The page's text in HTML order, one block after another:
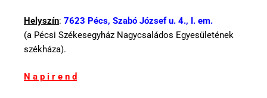
Helyszín: 7623 Pécs, Szabó József u. 4., I. em.
(a Pécsi Székesegyház Nagycsaládos Egyesületének
székháza).
N a p i r e n d